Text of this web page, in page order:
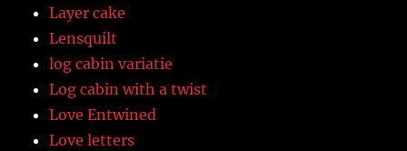
Layer cake
Lensquilt
log cabin variatie
Log cabin with a twist
Love Entwined
Love letters